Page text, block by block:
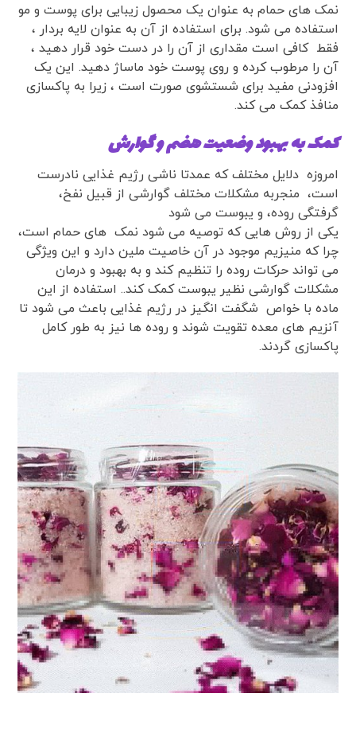
نمک های حمام به عنوان یک محصول زیبایی برای پوست و مو
استفاده می شود. برای استفاده از آن به عنوان لایه بردار ،
فقط کافی است مقداری از آن را در دست خود قرار دهید ،
آن را مرطوب کرده و روی پوست خود ماساژ دهید. این یک
افزودنی مفید برای شستشوی صورت است ، زیرا به پاکسازی
منافذ کمک می کند.
کمک به بهبود وضعیت هضم و گوارش
امروزه دلایل مختلف که عمدتا ناشی رژیم غذایی نادرست
است، منجربه مشکلات مختلف گوارشی از قبیل نفخ،
گرفتگی روده، و یبوست می شود
یکی از روش هایی که توصیه می شود نمک های حمام است،
چرا که منیزیم موجود در آن خاصیت ملین دارد و این ویژگی
می تواند حرکات روده را تنظیم کند و به بهبود و درمان
مشکلات گوارشی نظیر یبوست کمک کند.. استفاده از این
ماده با خواص شگفت انگیز در رژیم غذایی باعث می شود تا
آنزیم های معده تقویت شوند و روده ها نیز به طور کامل
پاکسازی گردند.